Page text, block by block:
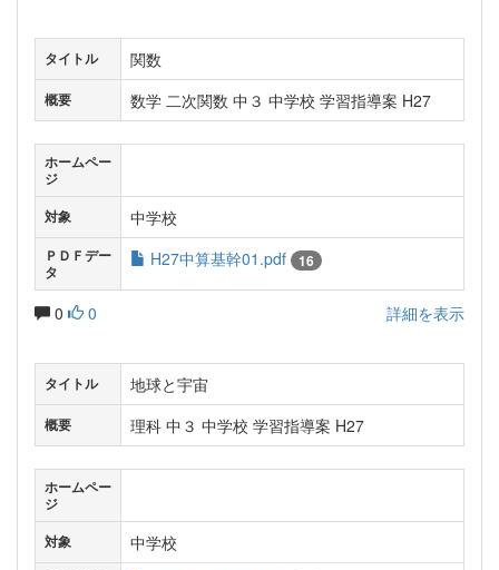
タイトル 関数
概要 数学 二次関数 中３ 中学校 学習指導案 H27
ホームペー
ジ
対象
中学校
ＰＤＦデー
タ
H27中算基幹01.pdf 16
0 0 詳細を表示
タイトル 地球と宇宙
概要 理科 中３ 中学校 学習指導案 H27
ホームペー
ジ
対象
中学校